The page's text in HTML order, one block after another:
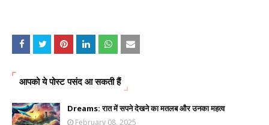
आपको ये पोस्ट पसंद आ सकती हैं
Dreams: रात में सपने देखने का मतलब और उनका महत्व
February 08, 2025